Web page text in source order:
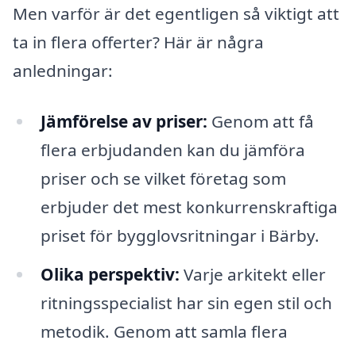
Men varför är det egentligen så viktigt att
ta in flera offerter? Här är några
anledningar:
Jämförelse av priser: Genom att få
flera erbjudanden kan du jämföra
priser och se vilket företag som
erbjuder det mest konkurrenskraftiga
priset för bygglovsritningar i Bärby.
Olika perspektiv: Varje arkitekt eller
ritningsspecialist har sin egen stil och
metodik. Genom att samla flera